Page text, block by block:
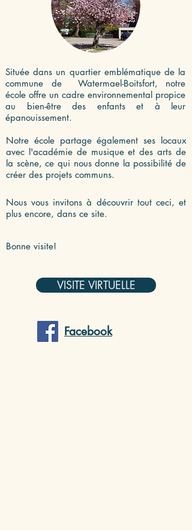
Située dans un quartier emblématique de la
commune de Watermael-Boitsfort, notre
école offre un cadre environnemental propice
au bien-être des enfants et à leur
épanouissement.
Notre école partage également ses locaux
avec l'académie de musique et des arts de
la scène, ce qui nous donne la possibilité de
créer des projets communs.
Nous vous invitons à découvrir tout ceci, et
plus encore, dans ce site.
Bonne visite!
VISITE VIRTUELLE
Facebook